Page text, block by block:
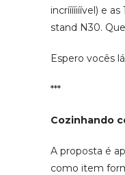
incrííííiíível) e
stand N30.
Espero vocês
***
Cozinhando
A proposta é
como item